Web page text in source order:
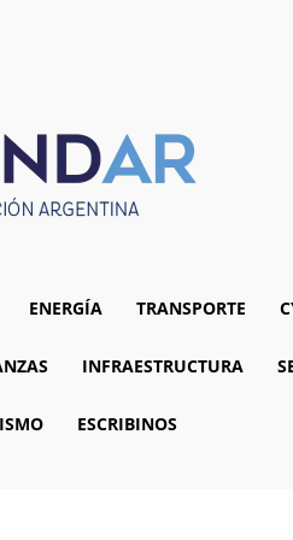
ENERGÍA TRANSPORTE
INFRAESTRUCTURA
ESCRIBINOS